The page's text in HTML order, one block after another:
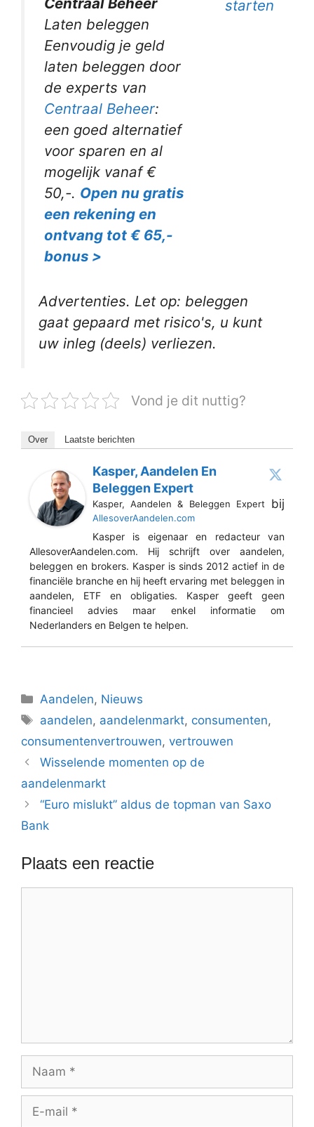
Laten beleggen
Eenvoudig je geld
laten beleggen door
de experts van
Centraal Beheer:
een goed alternatief
voor sparen en al
mogelijk vanaf €
50,-. Open nu gratis
een rekening en
ontvang tot € 65,-
bonus >
starten
Advertenties. Let op: beleggen
gaat gepaard met risico's, u kunt
uw inleg (deels) verliezen.
Vond je dit nuttig?
Over Laatste berichten
Kasper, Aandelen En
Beleggen Expert
Kasper, Aandelen & Beleggen Expert bij
AllesoverAandelen.com
Kasper is eigenaar en redacteur van
AllesoverAandelen.com. Hij schrijft over aandelen,
beleggen en brokers. Kasper is sinds 2012 actief in de
financiële branche en hij heeft ervaring met beleggen in
aandelen, ETF en obligaties. Kasper geeft geen
financieel advies maar enkel informatie om
Nederlanders en Belgen te helpen.
Categorieën
Aandelen, Nieuws
Tags
aandelen, aandelenmarkt, consumenten,
consumentenvertrouwen, vertrouwen
Wisselende momenten op de
aandelenmarkt
“Euro mislukt” aldus de topman van Saxo
Bank
Plaats een reactie
Naam